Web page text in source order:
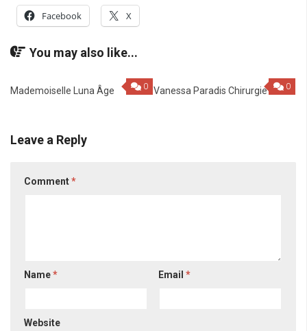
Facebook X
You may also like...
0
Mademoiselle Luna Âge 0
Vanessa Paradis Chirurgie
Leave a Reply
Comment*
Name* Email*
Website